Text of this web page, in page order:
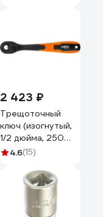
2 423 ₽
Трещоточный
ключ (изогнутый,
1/2 дюйма, 250
мм) NEO Tools
4.6(15)